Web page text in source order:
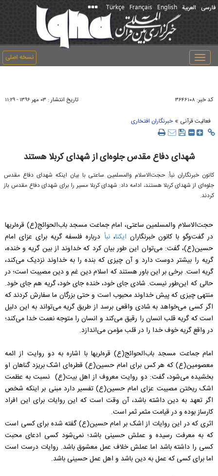
فارسی العربیة English
Français
Türkçe
نسخه اصلی
Toggle
navigation
کد خبر: ۳۶۴۶۱۰۸ تاریخ انتشار : ۰۳ مهر ۱۳۹۶ - ۱۱:۲۹
فعالیت قرآنی » خبرنگاران افتخاری
شهدای دفاع مقدس جلوه‌ای از شهدای کربلا هستند
کانون خبرنگاران نبأ: حجت‌الاسلام والمسلمین ساعتی با بیان اینکه شهدای دفاع مقدس
جلوه‌ای از شهدای کربلا هستند، ادامه داد: شهدای کربلا مسیر را برای شهدای دفاع مقدس باز
کردند.
حجت‌الاسلام والمسلمین ساعتی، امام جماعت مسجد باب‌الحوائج(ع) قره‌لریها
در گفت‌وگو با کانون خبرنگاران ایکنا،نبأ درباره فلسفه گریه برای عزای امام
حسین(ع)، گفت: می‌توان این طور بیان کرد که خداوند از بین گریه و خنده،
گریه را بیشتر دوست دارد و آن چیزی که بنده را به خداوند نزدیک می‌کند،
گریه است. برخی بر این باور هستند که اسلام دین غم و دین مصیبت است؛ در
حالی که این‌طور نیست. شادی جای خود، خنده جای خود، گریه هم جای خود.
منتهی چیزی که پیش خداوند محبوب است و حتی بزرگان ما سفارش کردند که
اگر کسی می‌خواهد به شادی واقعی برسد از طریق گریه می‌تواند به این دلیل
است که گریه قلب انسان را رقیق می‌کند و انسان را متوجه نعمت خدا می‌کند؛
در واقع گریه خوف خدا را در قلب مؤمن می‌اندازد.
امام جماعت مسجد باب‌الحوائج(ع) قره‌لریها با اشاره به دو روایت از ائمه
معصومین(ع) که هر کس برای امام حسین(ع) قطره‌ای اشک بریزد گناهان او
بخشیده می‌شود، گفت: دو روایت معروف از اهل بیت(ع) نسبت به عظمت
اشک ریختن مصیبت عزای امام حسین(ع) تفسیر دارد مبنی بر اینکه شخص
اگر تعهد به دین داشته باشد، آن وقت است که این روایات برای این افراد
کارساز بوده و در قیامت مثمر ثمر است.
اثری که در این روایات از اشک بر امام حسین(ع) گفته شده برای کسی است
که به معرفت رسیده و عملش حسینی باشد؛ نمی‌شود کسی ادعای محبت
کسی را داشته باشد اما عملش خلاف عمل معشوق باشد. روایات درست است
اما برای کسی که عمل به دین باشد و اهل عمل حسینی باشد.